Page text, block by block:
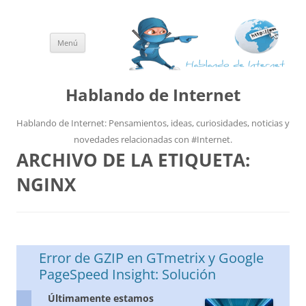
Hablando de Internet
Hablando de Internet: Pensamientos, ideas, curiosidades, noticias y
novedades relacionadas con #Internet.
Menú
ARCHIVO DE LA ETIQUETA:
NGINX
Error de GZIP en GTmetrix y Google
PageSpeed Insight: Solución
Últimamente estamos